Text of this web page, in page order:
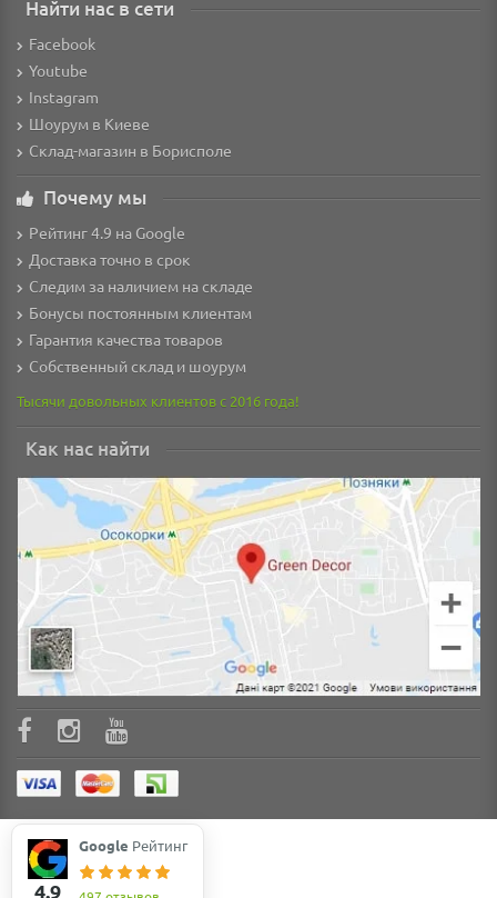
Найти нас в сети
Facebook
Youtube
Instagram
Шоурум в Киеве
Склад-магазин в Борисполе
Почему мы
Рейтинг 4.9 на Google
Доставка точно в срок
Следим за наличием на складе
Бонусы постоянным клиентам
Гарантия качества товаров
Собственный склад и шоурум
Тысячи довольных клиентов с 2016 года!
Как нас найти
4.9
Google Рейтинг